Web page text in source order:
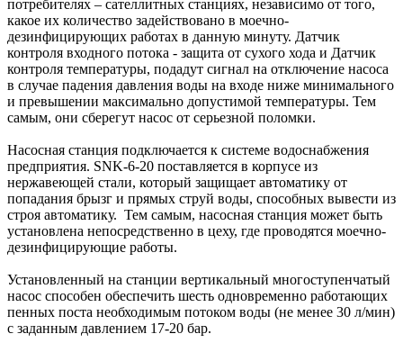
потребителях – сателлитных станциях, независимо от того,
какое их количество задействовано в моечно-
дезинфицирующих работах в данную минуту. Датчик
контроля входного потока - защита от сухого хода и Датчик
контроля температуры, подадут сигнал на отключение насоса
в случае падения давления воды на входе ниже минимального
и превышении максимально допустимой температуры. Тем
самым, они сберегут насос от серьезной поломки.
Насосная станция подключается к системе водоснабжения
предприятия. SNK-6-20 поставляется в корпусе из
нержавеющей стали, который защищает автоматику от
попадания брызг и прямых струй воды, способных вывести из
строя автоматику. Тем самым, насосная станция может быть
установлена непосредственно в цеху, где проводятся моечно-
дезинфицирующие работы.
Установленный на станции вертикальный многоступенчатый
насос способен обеспечить шесть одновременно работающих
пенных поста необходимым потоком воды (не менее 30 л/мин)
с заданным давлением 17-20 бар.